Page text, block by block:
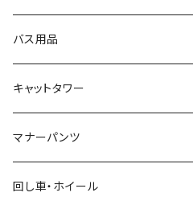
バス用品
キャットタワー
マナーパンツ
回し車・ホイール